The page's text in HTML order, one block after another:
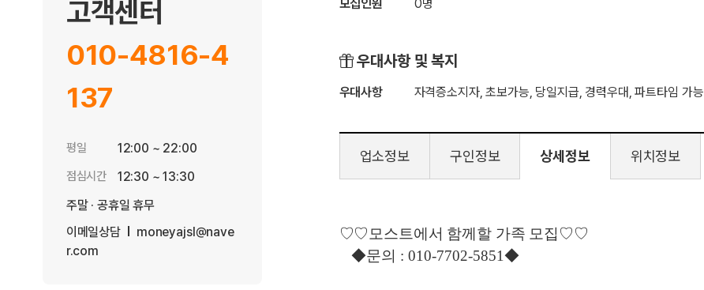
고객센터
010-4816-4
137
평일 12:00 ~ 22:00
점심시간
12:30 ~ 13:30
주말 · 공휴일 휴무
이메일상담
moneyajsl@nave
r.com
모집인원 0명
우대사항 및 복지
우대사항 자격증소지자, 초보가능, 당일지급, 경력우대, 파트타임 가능
업소정보 구인정보 상세정보 위치정보
♡♡모스트에서 함께할 가족 모집 ♡♡
​ ◆​문의 : 010-7702-5851◆